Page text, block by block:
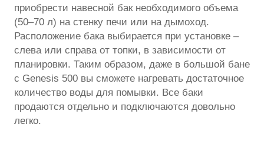
приобрести навесной бак необходимого объема
(50–70 л) на стенку печи или на дымоход.
Расположение бака выбирается при установке –
слева или справа от топки, в зависимости от
планировки. Таким образом, даже в большой бане
с Genesis 500 вы сможете нагревать достаточное
количество воды для помывки. Все баки
продаются отдельно и подключаются довольно
легко.